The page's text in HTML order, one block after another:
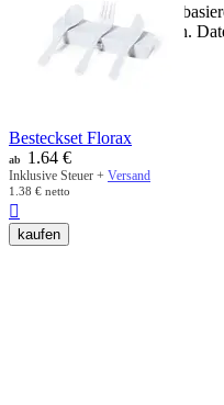
Hinweis:Alle Aussagen
vorhandenen Artikeldaten.
mehr anzeigen
Besteckset Florax
ab 1.64 €
Inklusive Steuer + Versand
1.38 € netto

kaufen